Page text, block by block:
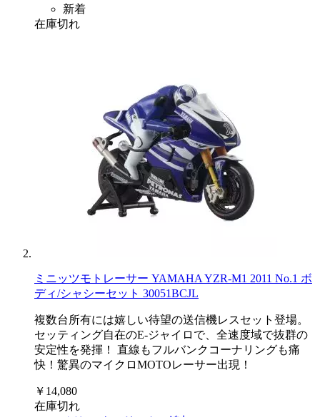
新着
在庫切れ
ミニッツモトレーサー YAMAHA YZR-M1 2011 No.1 ボ
ディ/シャシーセット 30051BCJL
複数台所有には嬉しい待望の送信機レスセット登場。
セッティング自在のE-ジャイロで、全速度域で抜群の
安定性を発揮！ 直線もフルバンクコーナリングも痛
快！驚異のマイクロMOTOレーサー出現！
￥14,080
在庫切れ